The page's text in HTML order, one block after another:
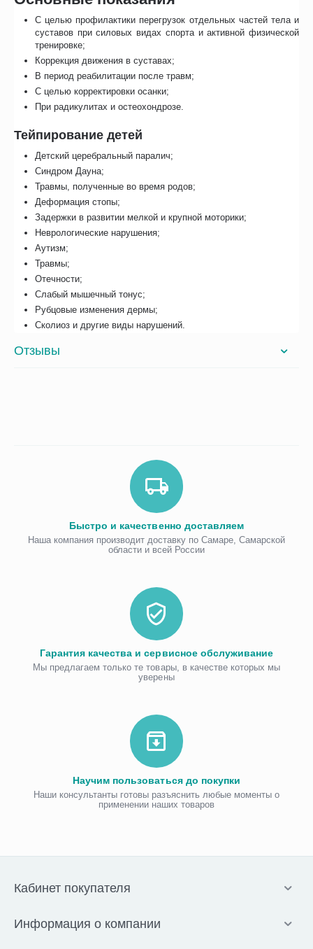
С целью профилактики перегрузок отдельных частей тела и
суставов при силовых видах спорта и активной физической
тренировке;
Коррекция движения в суставах;
В период реабилитации после травм;
С целью корректировки осанки;
При радикулитах и остеохондрозе.
Тейпирование детей
Детский церебральный паралич;
Синдром Дауна;
Травмы, полученные во время родов;
Деформация стопы;
Задержки в развитии мелкой и крупной моторики;
Неврологические нарушения;
Аутизм;
Травмы;
Отечности;
Слабый мышечный тонус;
Рубцовые изменения дермы;
Сколиоз и другие виды нарушений.
Отзывы
Быстро и качественно доставляем
Наша компания производит доставку по Самаре, Самарской
области и всей России
Гарантия качества и сервисное обслуживание
Мы предлагаем только те товары, в качестве которых мы
уверены
Научим пользоваться до покупки
Наши консультанты готовы разъяснить любые моменты о
применении наших товаров
Кабинет покупателя
Информация о компании